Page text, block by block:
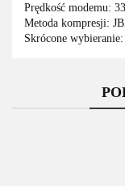
Prędkość modemu:
Metoda kompresji:
Skrócone